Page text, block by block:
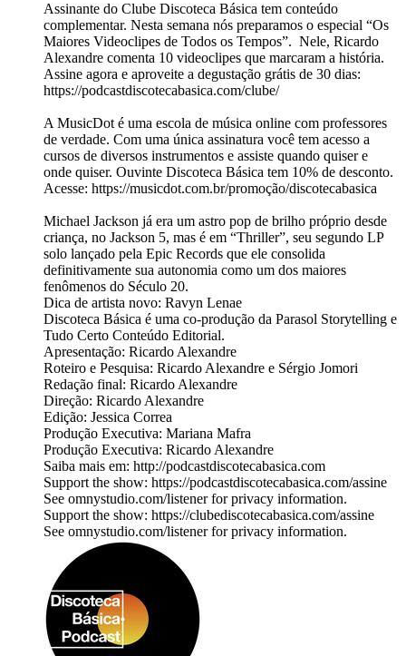
Assinante do Clube Discoteca Básica tem conteúdo
complementar. Nesta semana nós preparamos o especial “Os
Maiores Videoclipes de Todos os Tempos”. Nele, Ricardo
Alexandre comenta 10 videoclipes que marcaram a história.
Assine agora e aproveite a degustação grátis de 30 dias:
https://podcastdiscotecabasica.com/clube/
A MusicDot é uma escola de música online com professores
de verdade. Com uma única assinatura você tem acesso a
cursos de diversos instrumentos e assiste quando quiser e
onde quiser. Ouvinte Discoteca Básica tem 10% de desconto.
Acesse: https://musicdot.com.br/promoção/discotecabasica
Michael Jackson já era um astro pop de brilho próprio desde
criança, no Jackson 5, mas é em “Thriller”, seu segundo LP
solo lançado pela Epic Records que ele consolida
definitivamente sua autonomia como um dos maiores
fenômenos do Século 20.
Dica de artista novo: Ravyn Lenae
Discoteca Básica é uma co-produção da Parasol Storytelling e
Tudo Certo Conteúdo Editorial.
Apresentação: Ricardo Alexandre
Roteiro e Pesquisa: Ricardo Alexandre e Sérgio Jomori
Redação final: Ricardo Alexandre
Direção: Ricardo Alexandre
Edição: Jessica Correa
Produção Executiva: Mariana Mafra
Produção Executiva: Ricardo Alexandre
Saiba mais em: http://podcastdiscotecabasica.com
Support the show: https://podcastdiscotecabasica.com/assine
See omnystudio.com/listener for privacy information.
Support the show: https://clubediscotecabasica.com/assine
See omnystudio.com/listener for privacy information.